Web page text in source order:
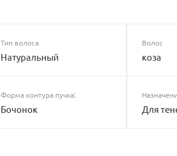
Тип волоса
Натуральный
Волос
коза
Форма контура пучка:
Бочонок Для